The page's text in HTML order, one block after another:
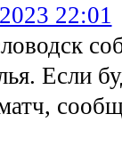
22:01
Если